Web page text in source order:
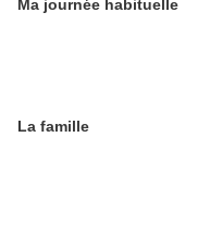
Ma journée habituelle
La famille